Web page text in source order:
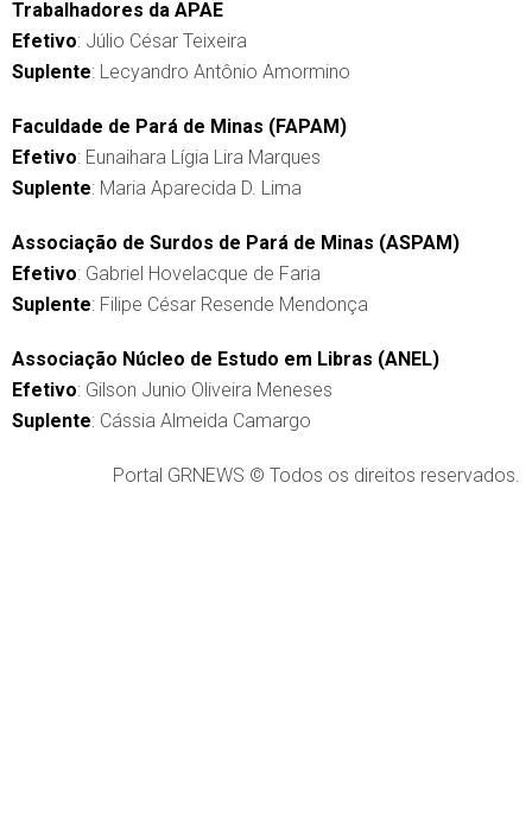
Trabalhadores da APAE
Efetivo: Júlio César Teixeira
Suplente: Lecyandro Antônio Amormino
Faculdade de Pará de Minas (FAPAM)
Efetivo: Eunaihara Lígia Lira Marques
Suplente: Maria Aparecida D. Lima
Associação de Surdos de Pará de Minas (ASPAM)
Efetivo: Gabriel Hovelacque de Faria
Suplente: Filipe César Resende Mendonça
Associação Núcleo de Estudo em Libras (ANEL)
Efetivo: Gilson Junio Oliveira Meneses
Suplente: Cássia Almeida Camargo
Portal GRNEWS © Todos os direitos reservados.